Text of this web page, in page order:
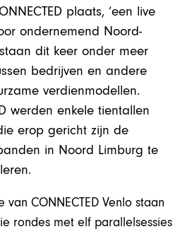
plaats, ‘een live
ondernemend Noord-
dit keer onder meer
bedrijven en andere
verdienmodellen.
werden enkele tientallen
erop gericht zijn de
in Noord Limburg te
CONNECTED Venlo staan
rondes met elf parallelsessies